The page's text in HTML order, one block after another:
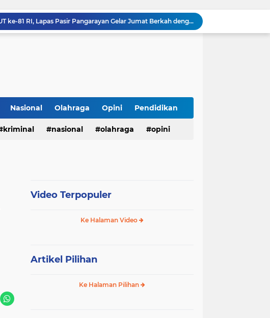
Sambut HUT ke-81 RI, Lapas Pasir Pangarayan Gelar Jumat Berkah dengan Berbagi Sembako kepada Warga Kurang Mampu
APBD Gelontorkan Rp. 23 Miliar untuk DPRD Sampang, Gedung Wakil Rakyat Malah Lengang Saat Jam Kerja
Ringkus Satu Orang Tersangka, Satresnarkoba Polres Payakumbuh Amankan Satu Paket Sabu
Nasional Olahraga Opini Pendidikan
kriminal nasional olahraga opini
Video Terpopuler
Ke Halaman Video
Artikel Pilihan
Ke Halaman Pilihan